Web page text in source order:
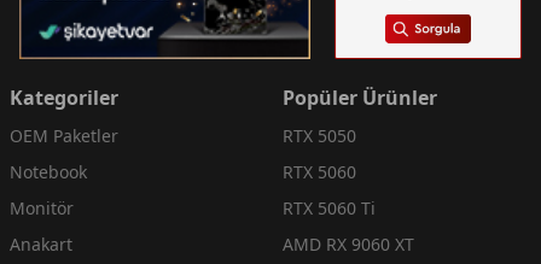
Kategoriler
OEM Paketler
Notebook
Monitör
Anakart
Popüler Ürünler
RTX 5050
RTX 5060
RTX 5060 Ti
AMD RX 9060 XT